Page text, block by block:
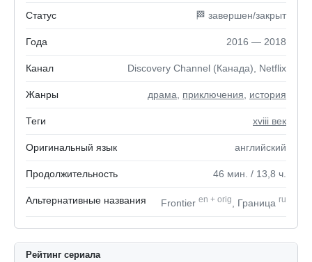
Статус 🏁 завершен/закрыт
Года 2016 — 2018
Канал Discovery Channel (Канада), Netflix
Жанры драма приключения история
Теги xviii век
Оригинальный язык английский
Продолжительность 46 мин. / 13,8 ч.
Альтернативные названия Frontier en + orig , Граница ru
Рейтинг сериала